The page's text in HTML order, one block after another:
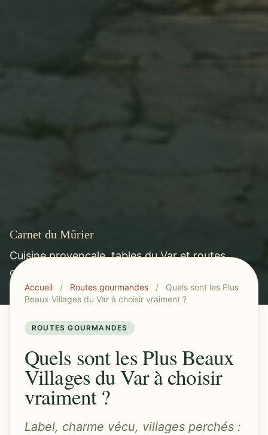
Carnet du Mûrier
Cuisine provençale, tables du Var et routes
gourmandes méditerranéennes.
Accueil / Routes gourmandes /
Quels sont les Plus
Beaux Villages du Var à choisir vraiment ?
ROUTES GOURMANDES
Quels sont les Plus Beaux
Villages du Var à choisir
vraiment ?
Label, charme vécu, villages perchés :